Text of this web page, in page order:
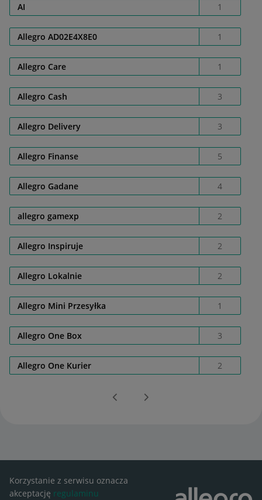
AI 1
Allegro AD02E4X8E0 1
Allegro Care 1
Allegro Cash 3
Allegro Delivery 3
Allegro Finanse 5
Allegro Gadane 4
allegro gamexp 2
Allegro Inspiruje 2
Allegro Lokalnie 2
Allegro Mini Przesyłka 1
Allegro One Box 3
Allegro One Kurier 2
Korzystanie z serwisu oznacza
akceptację regulaminu